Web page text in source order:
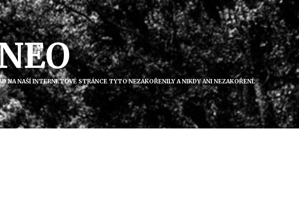
NA NAŠÍ INTERNETOVÉ STRÁNCE TYTO NEZAKOŘENILY A NIKDY ANI NEZAKOŘENÍ.